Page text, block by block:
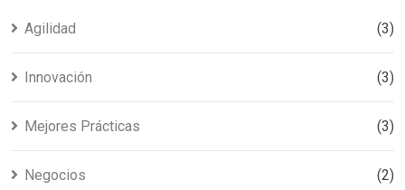
Agilidad (3)
Innovación (3)
Mejores Prácticas (3)
Negocios (2)